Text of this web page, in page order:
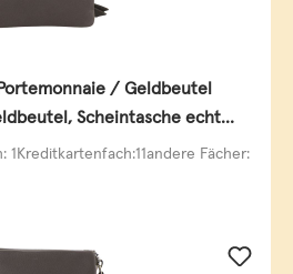
/ Geldbeutel
Scheintasche echt
1Kreditkartenfach:11andere Fächer: